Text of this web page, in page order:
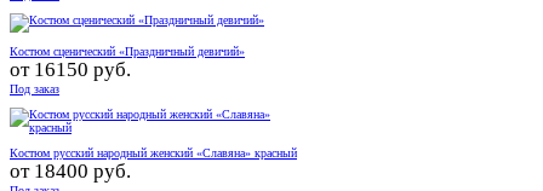
Костюм сценический «Праздничный девичий»
от 16150 руб.
Под заказ
Костюм русский народный женский «Славяна» красный
от 18400 руб.